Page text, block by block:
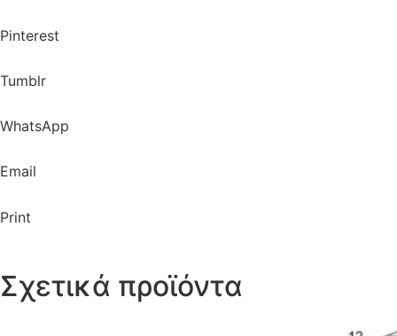
Pinterest
Tumblr
WhatsApp
Email
Print
Σχετικά προϊόντα